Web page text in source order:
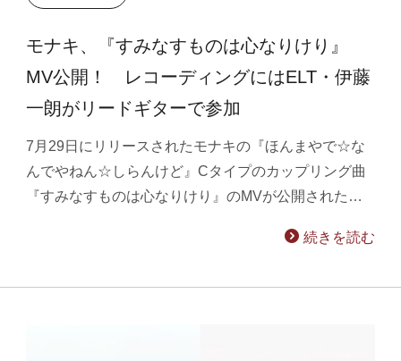
モナキ、『すみなすものは心なりけり』
MV公開！ レコーディングにはELT・伊藤
一朗がリードギターで参加
7月29日にリリースされたモナキの『ほんまやで☆な
んでやねん☆しらんけど』Cタイプのカップリング曲
『すみなすものは心なりけり』のMVが公開された…
続きを読む